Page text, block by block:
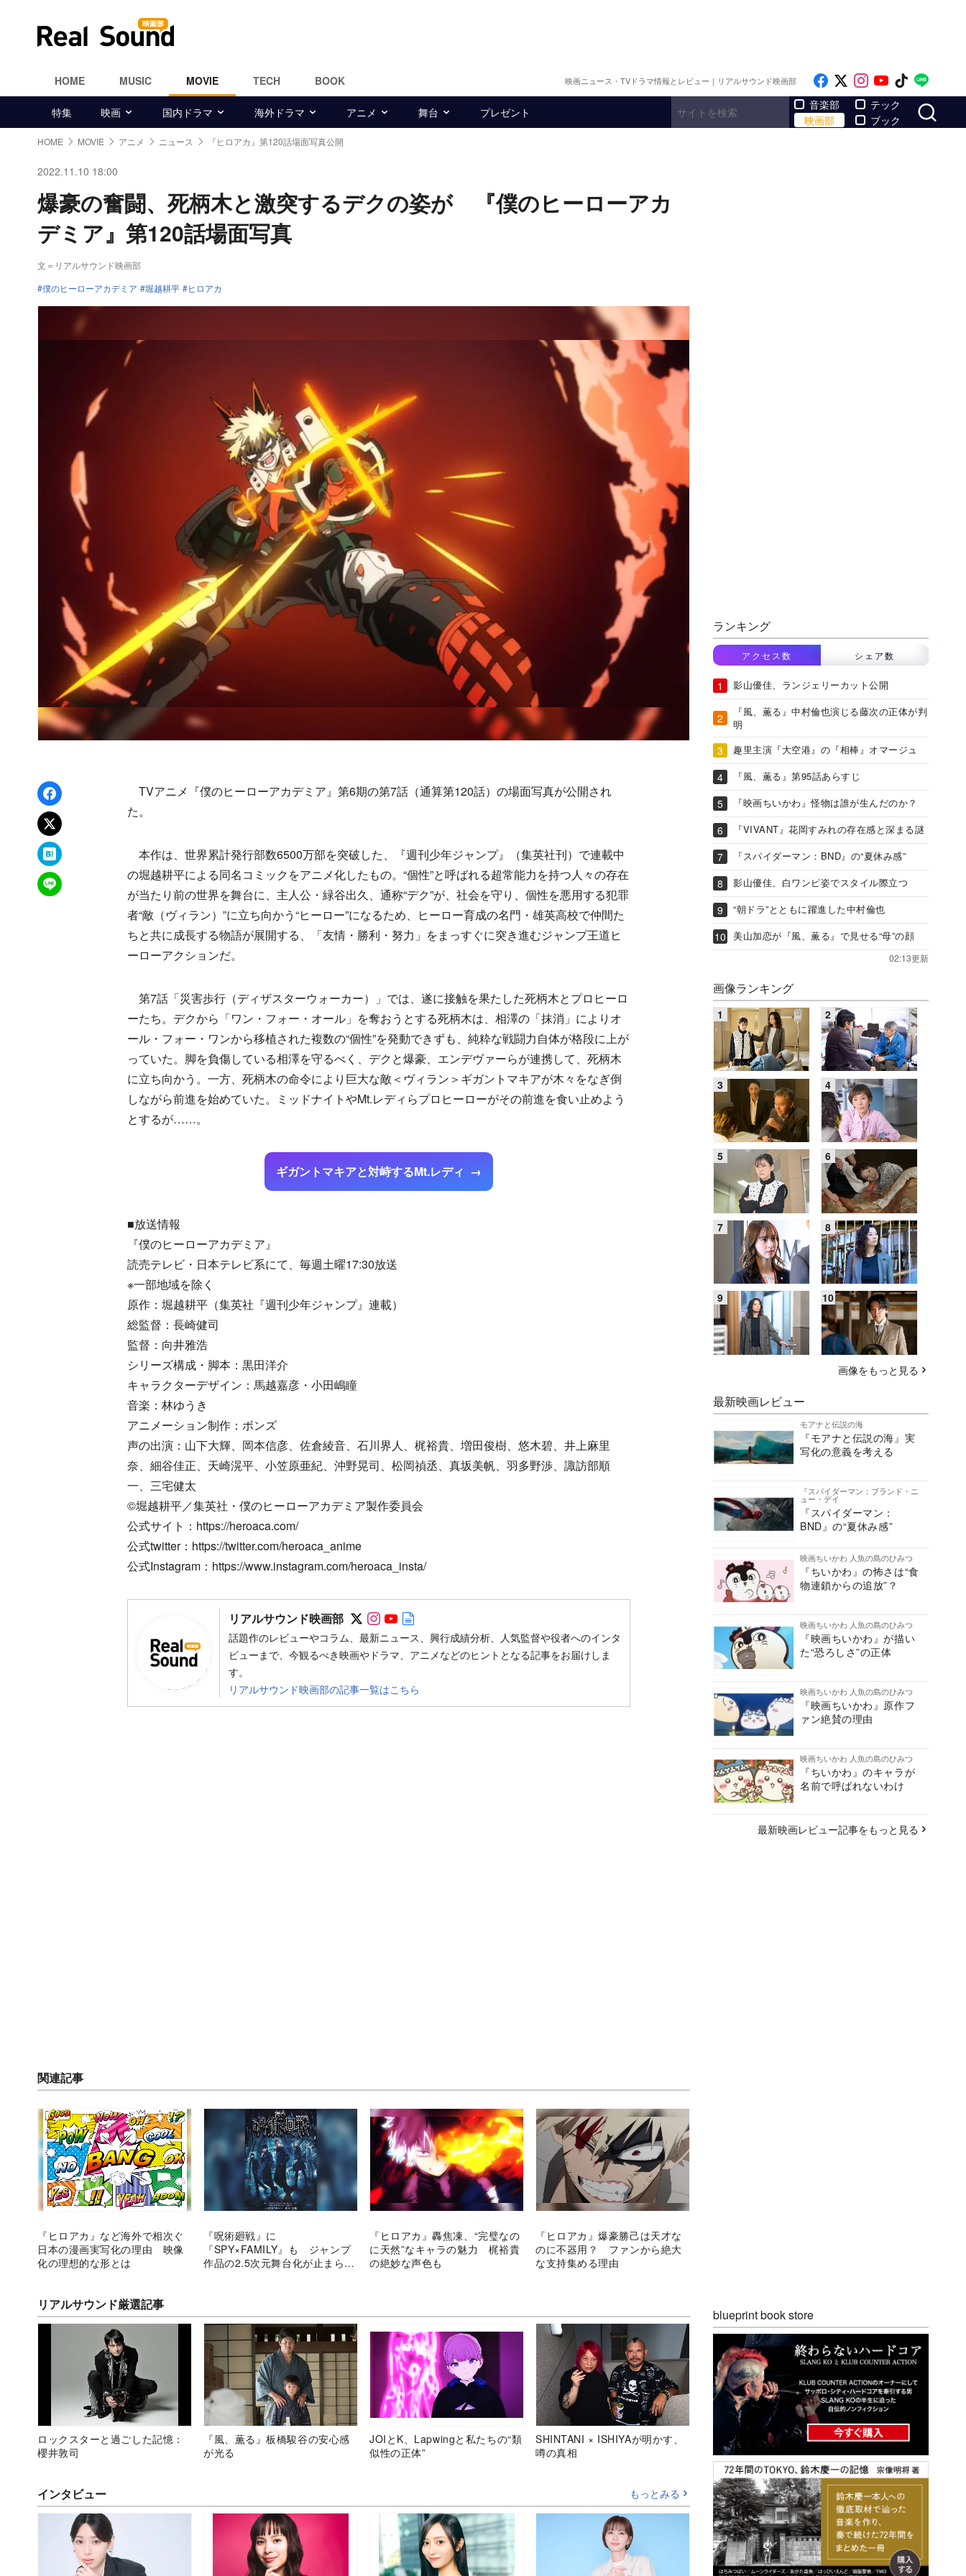
HOME MUSIC MOVIE TECH BOOK 映画ニュース・TVドラマ情報とレビュー｜リアルサウンド映画部 Like on Facebook
Follow on x
Follow on
Follow on
Follow
特集 映画 国内ドラマ 海外ドラマ アニメ 舞台 プレゼント
音楽部
映画部
テック
ブック
HOME MOVIE アニメ ニュース 『ヒロアカ』第120話場面写真公開
2022.11.10 18:00
爆豪の奮闘、死柄木と激突するデクの姿が 『僕のヒーローアカ
デミア』第120話場面写真
文＝リアルサウンド映画部
僕のヒーローアカデミア
堀越耕平 ヒロアカ
Facebookでシェア
xでポスト
はてなブックマーク
LINEで送る
TVアニメ『僕のヒーローアカデミア』第6期の第7話（通算第120話）の場面写真が公開され
た。
本作は、世界累計発行部数6500万部を突破した、『週刊少年ジャンプ』（集英社刊）で連載中
の堀越耕平による同名コミックをアニメ化したもの。“個性”と呼ばれる超常能力を持つ人々の存在
が当たり前の世界を舞台に、主人公・緑谷出久、通称“デク”が、社会を守り、個性を悪用する犯罪
者“敵（ヴィラン）”に立ち向かう“ヒーロー”になるため、ヒーロー育成の名門・雄英高校で仲間た
ちと共に成長する物語が展開する、「友情・勝利・努力」をまっすぐに突き進むジャンプ王道ヒ
ーローアクションだ。
第7話「災害歩行（ディザスターウォーカー）」では、遂に接触を果たした死柄木とプロヒーロ
ーたち。デクから「ワン・フォー・オール」を奪おうとする死柄木は、相澤の「抹消」によりオ
ール・フォー・ワンから移植された複数の“個性”を発動できずも、純粋な戦闘力自体が格段に上が
っていた。脚を負傷している相澤を守るべく、デクと爆豪、エンデヴァーらが連携して、死柄木
に立ち向かう。一方、死柄木の命令により巨大な敵＜ヴィラン＞ギガントマキアが木々をなぎ倒
しながら前進を始めていた。ミッドナイトやMt.レディらプロヒーローがその前進を食い止めよう
とするが……。
ギガントマキアと対峙するMt.レディ
■放送情報
『僕のヒーローアカデミア』
読売テレビ・日本テレビ系にて、毎週土曜17:30放送
※一部地域を除く
原作：堀越耕平（集英社『週刊少年ジャンプ』連載）
総監督：長崎健司
監督：向井雅浩
シリーズ構成・脚本：黒田洋介
キャラクターデザイン：馬越嘉彦・小田嶋瞳
音楽：林ゆうき
アニメーション制作：ボンズ
声の出演：山下大輝、岡本信彦、佐倉綾音、石川界人、梶裕貴、増田俊樹、悠木碧、井上麻里
奈、細谷佳正、天崎滉平、小笠原亜紀、沖野晃司、松岡禎丞、真坂美帆、羽多野渉、諏訪部順
一、三宅健太
©︎堀越耕平／集英社・僕のヒーローアカデミア製作委員会
公式サイト：https://heroaca.com/
公式twitter：https://twitter.com/heroaca_anime
公式Instagram：https://www.instagram.com/heroaca_insta/
リアルサウンド映画部 Follow on SNS
Follow on SNS
Follow on SNS
話題作のレビューやコラム、最新ニュース、興行成績分析、人気監督や役者へのインタ
ビューまで、今観るべき映画やドラマ、アニメなどのヒントとなる記事をお届けしま
す。
リアルサウンド映画部の記事一覧はこちら
関連記事
『ヒロアカ』など海外で相次ぐ
日本の漫画実写化の理由 映像
化の理想的な形とは
『呪術廻戦』に
『SPY×FAMILY』も ジャンプ
作品の2.5次元舞台化が止まらな
『ヒロアカ』轟焦凍、“完璧なの
に天然”なキャラの魅力 梶裕貴
の絶妙な声色も
『ヒロアカ』爆豪勝己は天才な
のに不器用？ ファンから絶大
な支持集める理由
リアルサウンド厳選記事
ロックスターと過ごした記憶：
櫻井敦司
『風、薫る』板橋駿谷の安心感
が光る
JOIとK、Lapwingと私たちの“類
似性の正体”
SHINTANI × ISHIYAが明かす、
噂の真相
インタビュー もっとみる
ランキング
アクセス数 シェア数
影山優佳、ランジェリーカット公開
『風、薫る』中村倫也演じる藤次の正体が判
明
趣里主演『大空港』の『相棒』オマージュ
『風、薫る』第95話あらすじ
『映画ちいかわ』怪物は誰が生んだのか？
『VIVANT』花岡すみれの存在感と深まる謎
『スパイダーマン：BND』の“夏休み感”
影山優佳、白ワンピ姿でスタイル際立つ
“朝ドラ”とともに躍進した中村倫也
美山加恋が『風、薫る』で見せる“母”の顔
02:13更新
画像ランキング
画像をもっと見る
最新映画レビュー
モアナと伝説の海
『モアナと伝説の海』実
写化の意義を考える
『スパイダーマン：ブランド・ニ
ュー・デイ
『スパイダーマン：
BND』の“夏休み感”
映画ちいかわ 人魚の島のひみつ
『ちいかわ』の怖さは“食
物連鎖からの追放”？
映画ちいかわ 人魚の島のひみつ
『映画ちいかわ』が描い
た“恐ろしさ”の正体
映画ちいかわ 人魚の島のひみつ
『映画ちいかわ』原作フ
ァン絶賛の理由
映画ちいかわ 人魚の島のひみつ
『ちいかわ』のキャラが
名前で呼ばれないわけ
最新映画レビュー記事をもっと見る
blueprint book store